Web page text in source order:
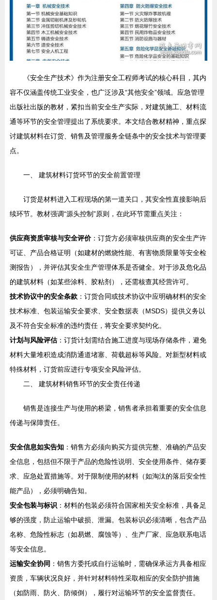
《安全生产技术》作为注册安全工程师考试的核心科目，其内
容不仅涵盖传统工业安全，也广泛涉及“其他安全”领域。应急管理
出版社出版的教材，紧扣当前安全生产实际，对建筑施工、材料流
通等环节的安全管理提出了系统要求。本文结合教材精神，重点探
讨建筑材料在订货、销售及管理服务全链条中的安全技术与管理要
点。
一、 建筑材料订货环节的安全前置管理
订货是材料进入工程现场的第一道关口，其安全性直接影响后
续环节。教材强调“源头控制”原则，在此环节需重点关注：
供应商资质审核与安全评价：订货方必须审核供应商的安全生产许
可证、产品合格证明（如建材的燃烧性能、有害物质限量等安全检
测报告），并评估其安全生产管理体系是否健全。对于涉及危化品
的建筑材料（如某些涂料、胶粘剂），还需核查其经营许可。
技术协议中的安全条款 ：订货合同或技术协议中应明确材料的安全
技术标准、包装运输安全要求、安全数据表（MSDS）提供义务以
及不符合安全标准的违约责任，将安全要求契约化。
计划与风险评估：订货计划需结合施工进度与现场存储条件，避免
材料大量堆积造成消防通道堵塞、荷载超标等风险。对新型材料或
特殊材料，订货前应进行专项安全风险评估。
二、 建筑材料销售环节的安全责任传递
销售是连接生产与使用的桥梁，销售者承担着重要的安全信息
传递与保障责任。
安全信息如实告知 ：销售方必须向购买方提供完整、准确的产品安
全信息，包括但不限于产品的危险性说明、安全使用条件、储存要
求、应急处置措施等。对于限制使用的材料（如淘汰的落后安全性
能产品），必须明确告知。
安全包装与标识 ：材料的包装必须符合国家相关安全标准，具备足
够的强度，防止运输中破损、泄漏。包装标识必须清晰，包含产品
名称、危险性标志（如易燃、腐蚀等）、生产厂家、应急联系电话
等安全信息。
运输安全协同 ：销售方委托或自行运输时，需确保承运方具备相应
资质，车辆状况良好，并针对材料特性采取相应的安全防护措施
（如防雨、防火、防倾倒），履行对运输环节的安全监督责任。